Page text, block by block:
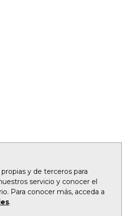
y de terceros para
servicio y conocer el
Para conocer más, acceda a
.